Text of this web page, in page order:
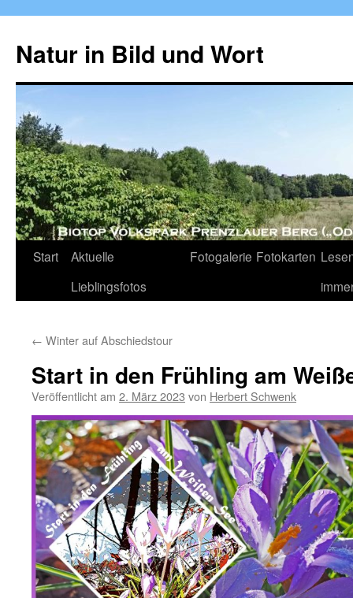
springen
Natur in Bild und Wort
Start
Aktuelle
Lieblingsfotos
Fotogalerie Fotokarten
← Winter auf Abschiedstour
Start in den Frühling am
Veröffentlicht am 2. März 2023 von Herbert Schwenk